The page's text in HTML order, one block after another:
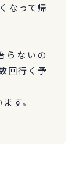
なって帰
らないの
回行く予
す。